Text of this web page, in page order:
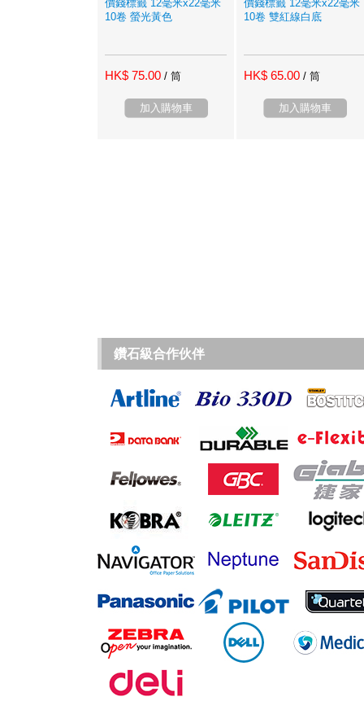
價錢標籤 12毫米x22毫米
10卷 螢光黃色
HK$ 75.00 / 筒
加入購物車
價錢標籤 12毫米x22毫米
10卷 雙紅線白底
HK$ 65.00 / 筒
加入購物車
鑽石級合作伙伴